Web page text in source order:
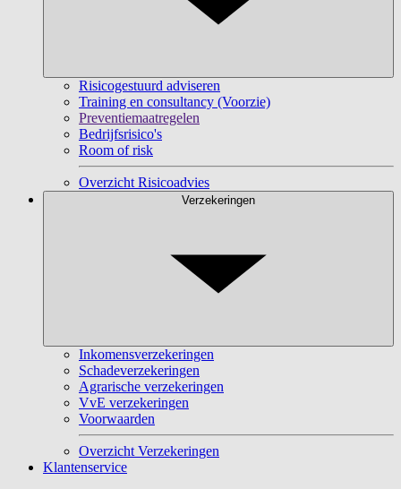
Risicogestuurd adviseren
Training en consultancy (Voorzie)
Preventiemaatregelen
Bedrijfsrisico's
Room of risk
Overzicht Risicoadvies
Verzekeringen
Inkomensverzekeringen
Schadeverzekeringen
Agrarische verzekeringen
VvE verzekeringen
Voorwaarden
Overzicht Verzekeringen
Klantenservice